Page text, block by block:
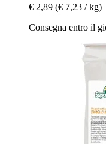
€ 2,89 (€ 7,23 / kg)
Consegna entro il